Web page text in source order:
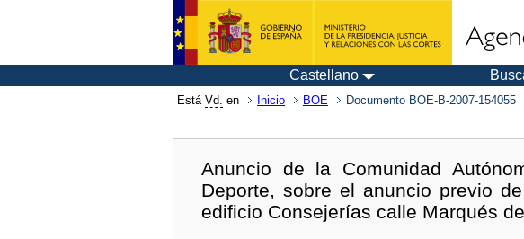
Castellano
Está Vd. en Inicio BOE Documento BOE-B-2007-154055
Anuncio de la Comunidad
Deporte, sobre el anuncio previo
edificio Consejerías calle Marqués